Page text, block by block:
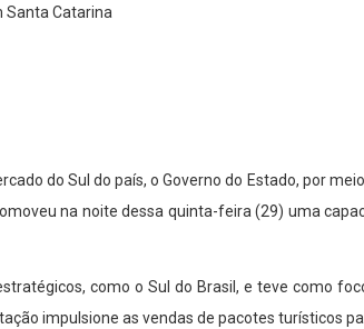
do Sul do país, o Governo do Estado, por
na noite dessa quinta-feira (29) uma
como o Sul do Brasil, e teve como
impulsione as vendas de pacotes turísticos